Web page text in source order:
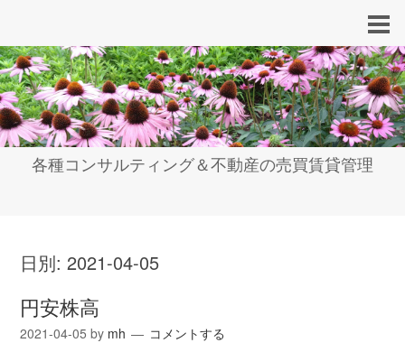
各種コンサルティング＆不動産の売買賃貸管理
日別:2021-04-05
円安株高
2021-04-05 by mh コメントする